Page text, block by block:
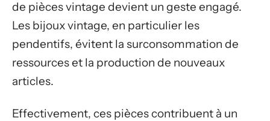
de pièces vintage devient un geste engagé.
Les bijoux vintage, en particulier les
pendentifs, évitent la surconsommation de
ressources et la production de nouveaux
articles.
Effectivement, ces pièces contribuent à un